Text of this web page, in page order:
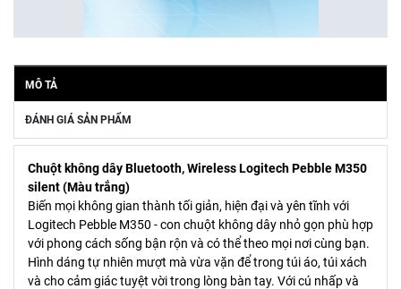
MÔ TẢ
ĐÁNH GIÁ SẢN PHẨM
Chuột không dây Bluetooth, Wireless Logitech Pebble M350
silent (Màu trắng)
Biến mọi không gian thành tối giản, hiện đại và yên tĩnh với
Logitech Pebble M350 - con chuột không dây nhỏ gọn phù hợp
với phong cách sống bận rộn và có thể theo mọi nơi cùng bạn.
Hình dáng tự nhiên mượt mà vừa vặn để trong túi áo, túi xách
và cho cảm giác tuyệt vời trong lòng bàn tay. Với cú nhấp và